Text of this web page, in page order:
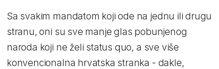
Sa svakim mandatom koji ode na jednu ili drugu
stranu, oni su sve manje glas pobunjenog
naroda koji ne želi status quo, a sve više
konvencionalna hrvatska stranka - dakle,